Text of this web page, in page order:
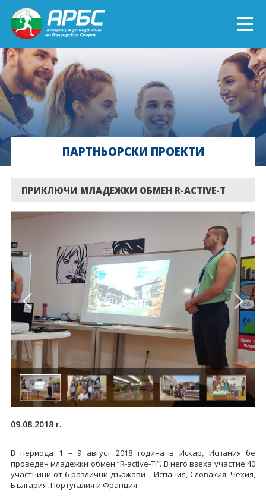
ENGLISH
СПОРТ БЛИЗО ДО ТЕБ
ТЕКУЩИ ПРОЕКТИ
ОНЛАЙН ОБУЧЕНИЯПАРТНЬОРСКИ ПРОЕКТИ
ПРИКЛЮЧИ МЛАДЕЖКИ ОБМЕН R-ACTIVE-T
09.08.2018 г.
В периода 1 – 9 август 2018 година в Искар, Испания бе
проведен младежки обмен “R-active-T!”. В него взеха участие 40
участници от 6 различни държави – Испания, Словакия, Чехия,
България, Португалия и Франция.